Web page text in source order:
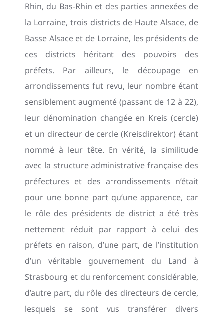
Rhin, du Bas-Rhin et des parties annexées de
la Lorraine, trois districts de Haute Alsace, de
Basse Alsace et de Lorraine, les présidents de
ces districts héritant des pouvoirs des
préfets. Par ailleurs, le découpage en
arrondissements fut revu, leur nombre étant
sensiblement augmenté (passant de 12 à 22),
leur dénomination changée en Kreis (cercle)
et un directeur de cercle (Kreisdirektor) étant
nommé à leur tête. En vérité, la similitude
avec la structure administrative française des
préfectures et des arrondissements n’était
pour une bonne part qu’une apparence, car
le rôle des présidents de district a été très
nettement réduit par rapport à celui des
préfets en raison, d’une part, de l’institution
d’un véritable gouvernement du Land à
Strasbourg et du renforcement considérable,
d’autre part, du rôle des directeurs de cercle,
lesquels se sont vus transférer divers